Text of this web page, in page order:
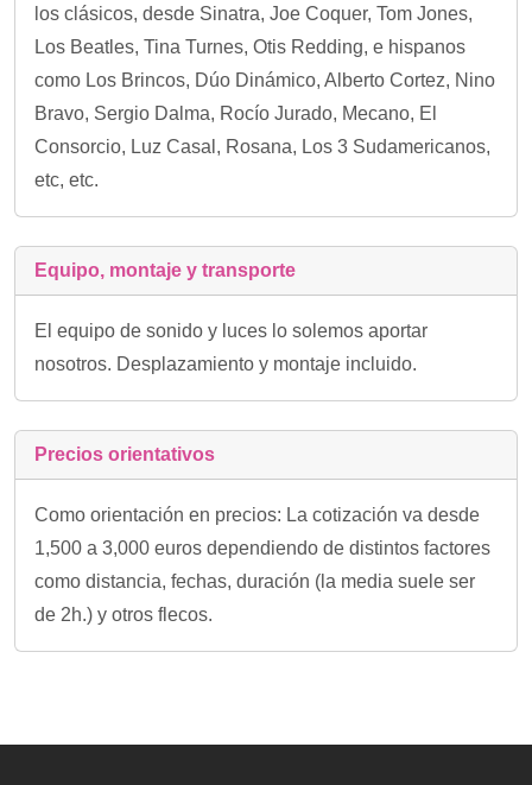
los clásicos, desde Sinatra, Joe Coquer, Tom Jones,
Los Beatles, Tina Turnes, Otis Redding, e hispanos
como Los Brincos, Dúo Dinámico, Alberto Cortez, Nino
Bravo, Sergio Dalma, Rocío Jurado, Mecano, El
Consorcio, Luz Casal, Rosana, Los 3 Sudamericanos,
etc, etc.
Equipo, montaje y transporte
El equipo de sonido y luces lo solemos aportar
nosotros. Desplazamiento y montaje incluido.
Precios orientativos
Como orientación en precios: La cotización va desde
1,500 a 3,000 euros dependiendo de distintos factores
como distancia, fechas, duración (la media suele ser
de 2h.) y otros flecos.